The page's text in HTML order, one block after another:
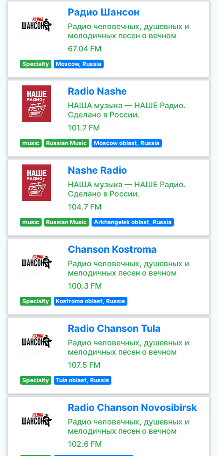
Радио Шансон
Радио человечных, душевных и
мелодичных песен о вечном
67.04 FM
Specialty Moscow, Russia
Radio Nashe
НАША музыка — НАШЕ Радио.
Сделано в России.
101.7 FM
music Russian Music Moscow oblast, Russia
Nashe Radio
НАША музыка — НАШЕ Радио.
Сделано в России.
104.7 FM
music Russian Music Arkhangelsk oblast, Russia
Chanson Kostroma
Радио человечных, душевных и
мелодичных песен о вечном
100.3 FM
Specialty Kostroma oblast, Russia
Radio Chanson Tula
Радио человечных, душевных и
мелодичных песен о вечном
107.5 FM
Specialty Tula oblast, Russia
Radio Chanson Novosibirsk
Радио человечных, душевных и
мелодичных песен о вечном
102.6 FM